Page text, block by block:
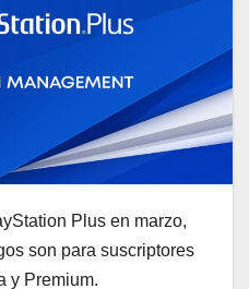
Plus en marzo,
son para suscriptores
y Premium.